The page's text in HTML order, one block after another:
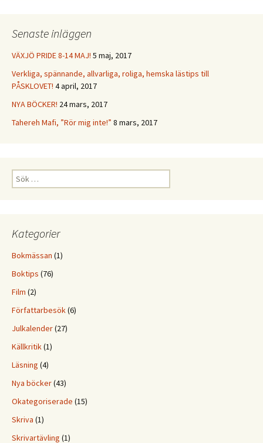
Senaste inläggen
VÄXJÖ PRIDE 8-14 MAJ! 5 maj, 2017
Verkliga, spännande, allvarliga, roliga, hemska lästips till
PÅSKLOVET! 4 april, 2017
NYA BÖCKER! 24 mars, 2017
Tahereh Mafi, ”Rör mig inte!” 8 mars, 2017
Sök
efter:
Kategorier
Bokmässan (1)
Boktips (76)
Film (2)
Författarbesök(6)
Julkalender(27)
Källkritik(1)
Läsning (4)
Nya böcker(43)
Okategoriserade (15)
Skriva (1)
Skrivartävling (1)